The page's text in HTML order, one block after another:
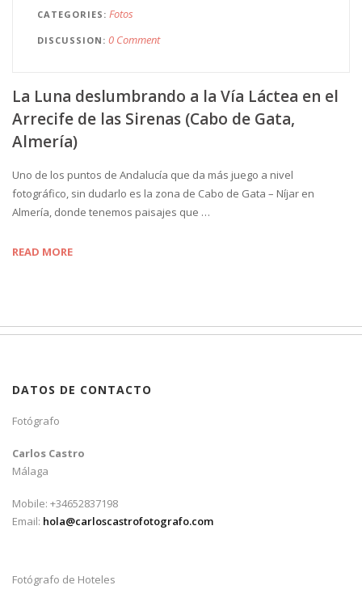
CATEGORIES Fotos
DISCUSSION 0 Comment
La Luna deslumbrando a la Vía Láctea en el
Arrecife de las Sirenas (Cabo de Gata,
Almería)
Uno de los puntos de Andalucía que da más juego a nivel
fotográfico, sin dudarlo es la zona de Cabo de Gata – Níjar en
Almería, donde tenemos paisajes que …
READ MORE
DATOS DE CONTACTO
Fotógrafo
Carlos Castro
Málaga
Mobile: +34652837198
Email: hola@carloscastrofotografo.com
Fotógrafo de Hoteles